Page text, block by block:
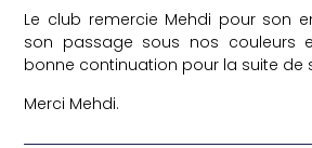
Le club remercie Mehdi pour son
son passage sous nos couleurs
bonne continuation pour la suite de
Merci Mehdi.